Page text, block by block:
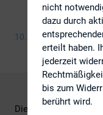
10. August 2017
Die nächste DIRK-
nicht
dazu durch
erteilt haben.
jederzeit
bis zum
berührt wird.